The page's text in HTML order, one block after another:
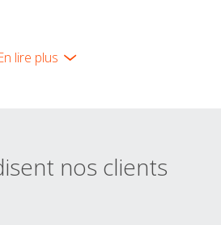
lire plus
nos clients